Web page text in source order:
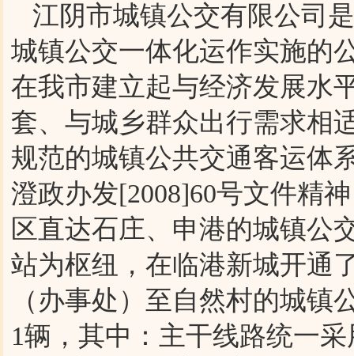
江阴市城镇公交有限公司
城镇公交一体化运作实施的
在我市建立起与经济发展水
套、与城乡群众出行需求相
规范的城镇公共交通客运体
澄政办发[2008]60号文件精
区直达石庄、申港的城镇公
站为枢纽，在临港新城开通
（办事处）至自然村的城
1辆，其中：主干线路统一